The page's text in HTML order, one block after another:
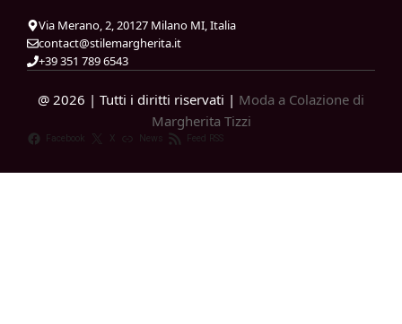
Via Merano, 2, 20127 Milano MI, Italia
contact@stilemargherita.it
+39 351 789 6543
@ 2026 | Tutti i diritti riservati | Moda a Colazione di
Margherita Tizzi
Facebook X News Feed RSS